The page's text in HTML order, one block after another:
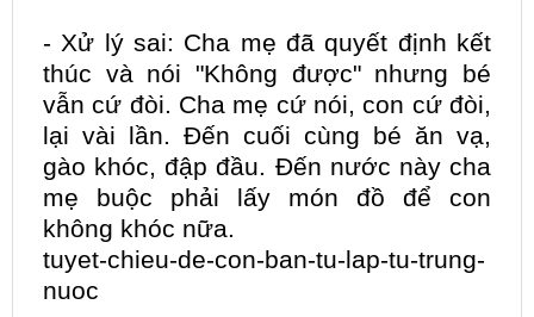
- Xử lý sai: Cha mẹ đã quyết định kết
thúc và nói "Không được" nhưng bé
vẫn cứ đòi. Cha mẹ cứ nói, con cứ đòi,
lại vài lần. Đến cuối cùng bé ăn vạ,
gào khóc, đập đầu. Đến nước này cha
mẹ buộc phải lấy món đồ để con
không khóc nữa.
tuyet-chieu-de-con-ban-tu-lap-tu-trung-
nuoc